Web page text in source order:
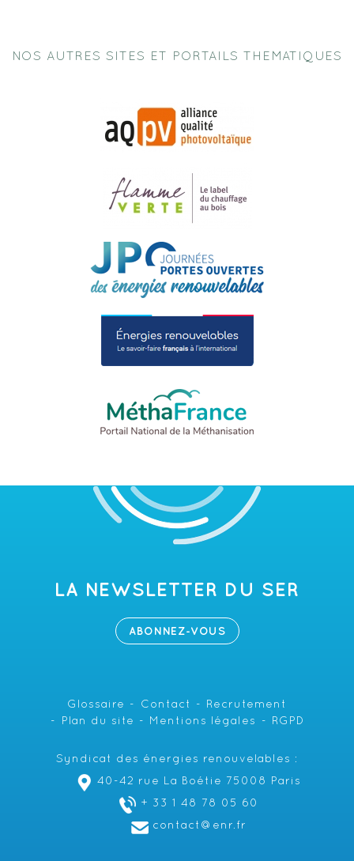
NOS AUTRES SITES ET PORTAILS THEMATIQUES
LA NEWSLETTER DU SER
ABONNEZ-VOUS
Glossaire Contact
Recrutement
Plan du site
Mentions légales RGPD
Syndicat des énergies renouvelables :
40-42 rue La Boétie 75008 Paris
+ 33 1 48 78 05 60
contact@enr.fr